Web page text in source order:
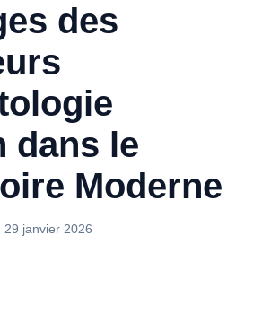
des
dans le
Moderne
29 janvier 2026